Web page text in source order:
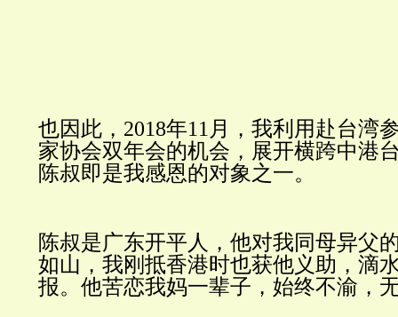
也因此， 2018年11月，我利用赴台湾
家协会双年会的机会，展开横跨中港
陈叔即是我感恩的对象之一。
陈叔是广东开平人，他对我同母异父
如山，我刚抵香港时也获他义助，滴
报。他苦恋我妈一辈子，始终不渝，